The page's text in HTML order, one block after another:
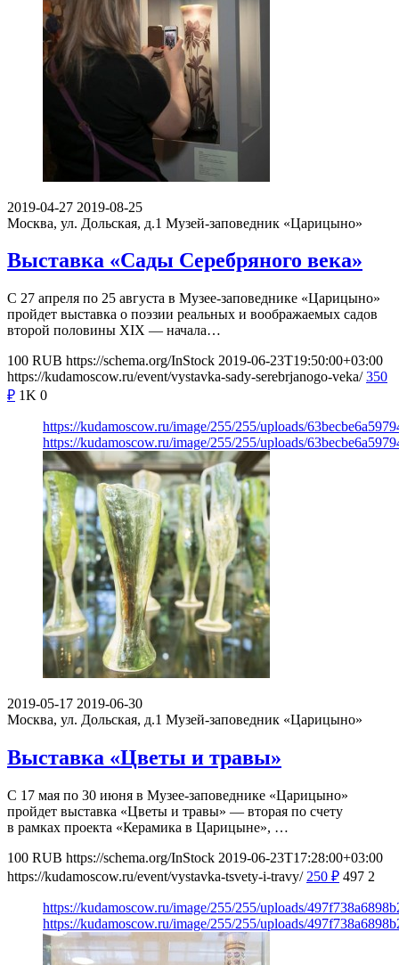
2019-04-27 2019-08-25
Москва, ул. Дольская, д.1 Музей-заповедник «Царицыно»
Выставка «Сады Серебряного века»
С 27 апреля по 25 августа в Музее-заповеднике «Царицыно»
пройдет выставка о поэзии реальных и воображаемых садов
второй половины XIX — начала…
100 RUB https://schema.org/InStock 2019-06-23T19:50:00+03:00
https://kudamoscow.ru/event/vystavka-sady-serebrjanogo-veka/ 350
₽ 1K 0
https://kudamoscow.ru/image/255/255/uploads/
https://kudamoscow.ru/image/255/255/uploads/
2019-05-17 2019-06-30
Москва, ул. Дольская, д.1 Музей-заповедник «Царицыно»
Выставка «Цветы и травы»
С 17 мая по 30 июня в Музее-заповеднике «Царицыно»
пройдет выставка «Цветы и травы» — вторая по счету
в рамках проекта «Керамика в Царицыне», …
100 RUB https://schema.org/InStock 2019-06-23T17:28:00+03:00
https://kudamoscow.ru/event/vystavka-tsvety-i-travy/ 250 ₽ 497 2
https://kudamoscow.ru/image/255/255/uploads/
https://kudamoscow.ru/image/255/255/uploads/